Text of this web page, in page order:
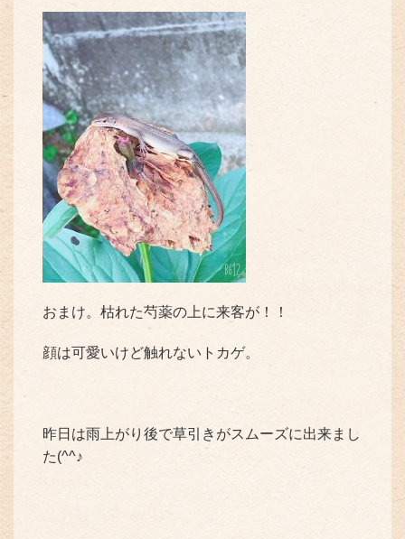
おまけ。枯れた芍薬の上に来客が！！
顔は可愛いけど触れないトカゲ。
昨日は雨上がり後で草引きがスムーズに出来まし
た(^^♪